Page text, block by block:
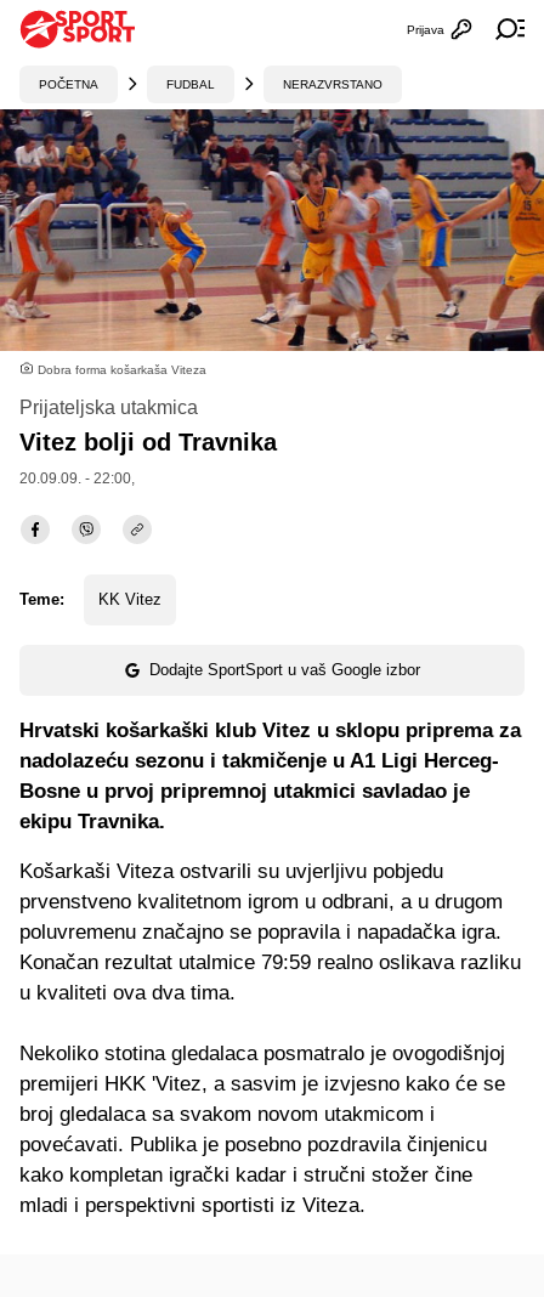
Otvori
Prijava
POČETNA FUDBAL NERAZVRSTANO
Dobra forma košarkaša Viteza
Prijateljska utakmica
Vitez bolji od Travnika
20.09.09. - 22:00,
Teme: KK Vitez
Dodajte SportSport u vaš Google izbor
Hrvatski košarkaški klub Vitez u sklopu priprema za
nadolazeću sezonu i takmičenje u A1 Ligi Herceg-
Bosne u prvoj pripremnoj utakmici savladao je
ekipu Travnika.
Košarkaši Viteza ostvarili su uvjerljivu pobjedu
prvenstveno kvalitetnom igrom u odbrani, a u drugom
poluvremenu značajno se popravila i napadačka igra.
Konačan rezultat utalmice 79:59 realno oslikava razliku
u kvaliteti ova dva tima.
Nekoliko stotina gledalaca posmatralo je ovogodišnjoj
premijeri HKK 'Vitez, a sasvim je izvjesno kako će se
broj gledalaca sa svakom novom utakmicom i
povećavati. Publika je posebno pozdravila činjenicu
kako kompletan igrački kadar i stručni stožer čine
mladi i perspektivni sportisti iz Viteza.